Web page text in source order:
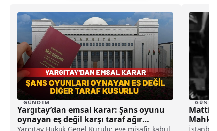
GÜNDEM
Yargıtay’dan emsal karar: Şans oyunu
oynayan eş değil karşı taraf ağır
Yargıtay Hukuk Genel Kurulu; eve misafir kabul
Mattia
İstanbul